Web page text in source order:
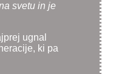
svetu in je
ugnal
ki pa